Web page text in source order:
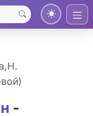
-